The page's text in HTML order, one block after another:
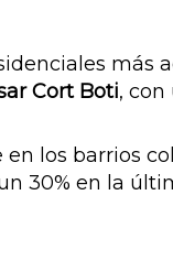
más
Cort Boti,
los barrios
30% en la